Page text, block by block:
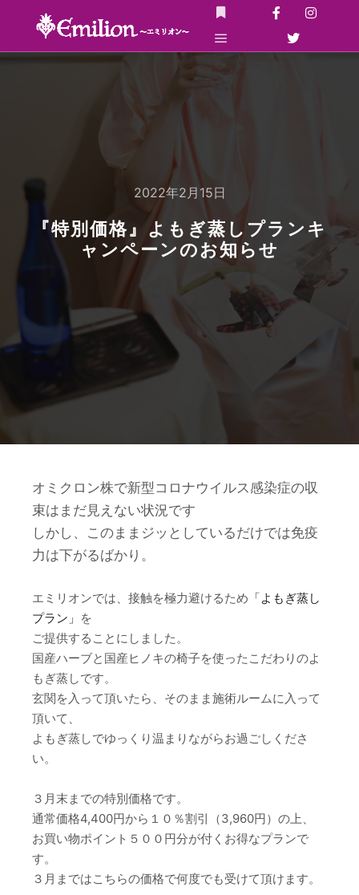
詳細
2022年2月15日
『特別価格』よもぎ蒸しプランキ
ャンペーンのお知らせ
オミクロン株で新型コロナウイルス感染症の収
束はまだ見えない状況です
しかし、このままジッとしているだけでは免疫
力は下がるばかり。
エミリオンでは、接触を極力避けるため 「よもぎ蒸し
プラン」 を
ご提供することにしました。
国産ハーブと国産ヒノキの椅子を使ったこだわりのよ
もぎ蒸しです。
玄関を入って頂いたら、そのまま施術ルームに入って
頂いて、
よもぎ蒸しでゆっくり温まりながらお過ごしくださ
い。
３月末までの特別価格です。
通常価格4,400円から１０％割引（3,960円）の上、
お買い物ポイント５００円分が付くお得なプランで
す。
３月まではこちらの価格で何度でも受けて頂けます。